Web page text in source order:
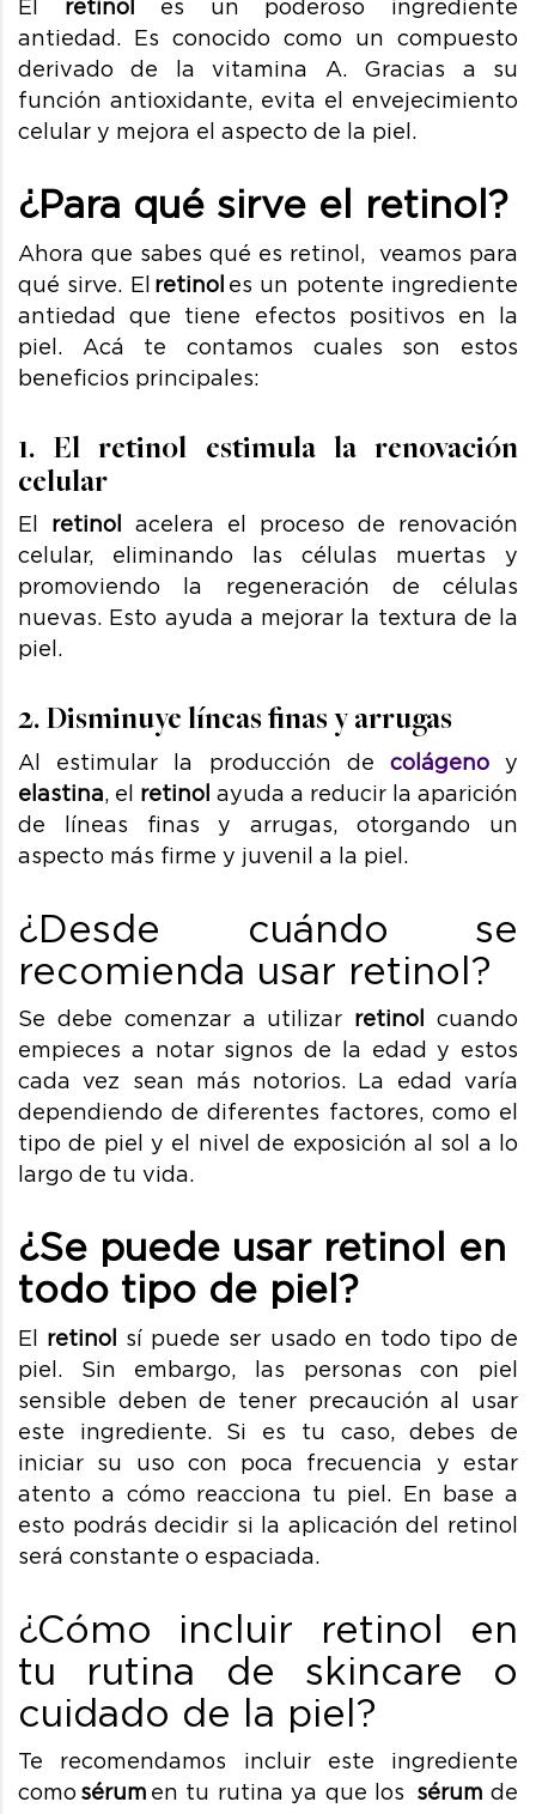
El retinol es un poderoso ingrediente
antiedad. Es conocido como un compuesto
derivado de la vitamina A. Gracias a su
función antioxidante, evita el envejecimiento
celular y mejora el aspecto de la piel.
¿Para qué sirve el retinol?
Ahora que sabes qué es retinol, veamos para
qué sirve. El retinol es un potente ingrediente
antiedad que tiene efectos positivos en la
piel. Acá te contamos cuales son estos
beneficios principales:
1. El retinol estimula la renovación
celular
El retinol acelera el proceso de renovación
celular, eliminando las células muertas y
promoviendo la regeneración de células
nuevas. Esto ayuda a mejorar la textura de la
piel.
2. Disminuye líneas finas y arrugas
Al estimular la producción de colágenoy
elastina, el retinol ayuda a reducir la aparición
de líneas finas y arrugas, otorgando un
aspecto más firme y juvenil a la piel.
¿Desde cuándo se
recomienda usar retinol?
Se debe comenzar a utilizar retinol
cuando
empieces a notar signos de la edad y estos
cada vez sean más notorios. La edad varía
dependiendo de diferentes factores, como el
tipo de piel y el nivel de exposición al sol a lo
largo de tu vida.
¿Se puede usar retinol en
todo tipo de piel?
El retinol sí puede ser usado en todo tipo de
piel. Sin embargo, las personas con piel
sensible deben de tener precaución al usar
este ingrediente. Si es tu caso, debes de
iniciar su uso con poca frecuencia y estar
atento a cómo reacciona tu piel. En base a
esto podrás decidir si la aplicación del retinol
será constante o espaciada.
¿Cómo incluir retinol en
tu rutina de skincare o
cuidado de la piel?
Te recomendamos incluir este ingrediente
como sérum en tu rutina ya que los sérum de